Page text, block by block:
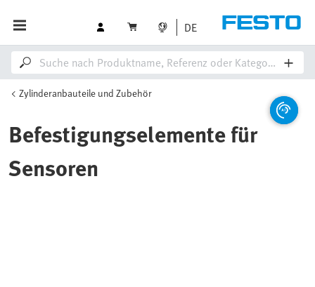
DE
Zylinderanbauteile und Zubehör
Befestigungselemente für
Sensoren